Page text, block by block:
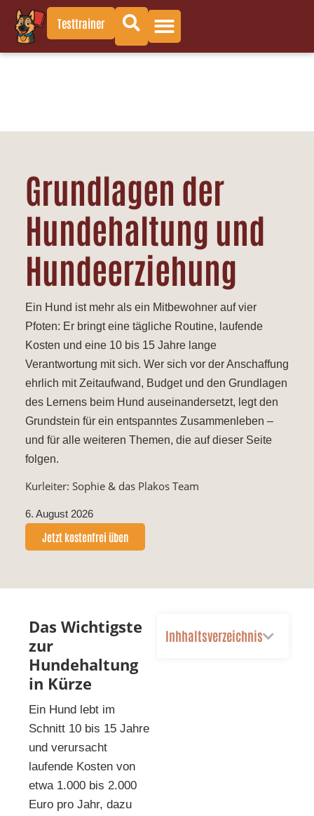
Testtrainer
Grundlagen der
Hundehaltung und
Hundeerziehung
Ein Hund ist mehr als ein Mitbewohner auf vier
Pfoten: Er bringt eine tägliche Routine, laufende
Kosten und eine 10 bis 15 Jahre lange
Verantwortung mit sich. Wer sich vor der Anschaffung
ehrlich mit Zeitaufwand, Budget und den Grundlagen
des Lernens beim Hund auseinandersetzt, legt den
Grundstein für ein entspanntes Zusammenleben –
und für alle weiteren Themen, die auf dieser Seite
folgen.
Kurleiter: Sophie & das Plakos Team
6. August 2026
Jetzt kostenfrei üben
Das Wichtigste
zur
Hundehaltung
in Kürze
Ein Hund lebt im
Schnitt 10 bis 15 Jahre
und verursacht
laufende Kosten von
etwa 1.000 bis 2.000
Euro pro Jahr, dazu
Inhhaltsverzeichnis